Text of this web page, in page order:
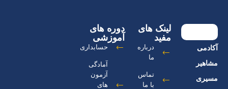
آکادمی
مشاهیر
مسیری
لینک های
مفید
درباره
ما
تماس
با ما
دوره های
آموزشی
حسابداری
آمادگی
آزمون
های